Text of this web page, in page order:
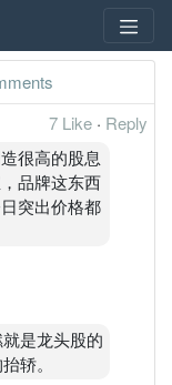
7 Like · Reply
很高的股息
品牌这东西
突出价格都
是龙头股的
轿。